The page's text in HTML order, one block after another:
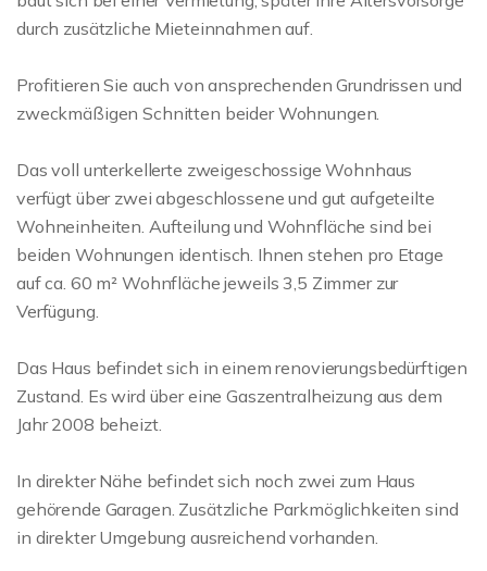
durch zusätzliche Mieteinnahmen auf.
Profitieren Sie auch von ansprechenden Grundrissen und
zweckmäßigen Schnitten beider Wohnungen.
Das voll unterkellerte zweigeschossige Wohnhaus
verfügt über zwei abgeschlossene und gut aufgeteilte
Wohneinheiten. Aufteilung und Wohnfläche sind bei
beiden Wohnungen identisch. Ihnen stehen pro Etage
auf ca. 60 m² Wohnfläche jeweils 3,5 Zimmer zur
Verfügung.
Das Haus befindet sich in einem renovierungsbedürftigen
Zustand. Es wird über eine Gaszentralheizung aus dem
Jahr 2008 beheizt.
In direkter Nähe befindet sich noch zwei zum Haus
gehörende Garagen. Zusätzliche Parkmöglichkeiten sind
in direkter Umgebung ausreichend vorhanden.